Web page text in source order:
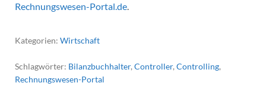
Rechnungswesen-Portal.de.
Kategorien: Wirtschaft
Schlagwörter: Bilanzbuchhalter, Controller, Controlling,
Rechnungswesen-Portal